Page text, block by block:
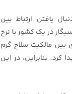
یافتن ارتباط بین
در یک کشور با نرخ
بین مالکیت سلاح گرم
بنابراین، در این